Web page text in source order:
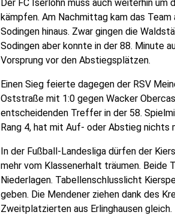
Der FC Iserlohn muss auch weiterhin
kämpfen. Am Nachmittag kam das
Sodingen hinaus. Zwar gingen die
Sodingen aber konnte in der 88. Minute
Vorsprung vor den Abstiegsplätzen.
Einen Sieg feierte dagegen der RSV
Oststraße mit 1:0 gegen Wacker
entscheidenden Treffer in der 58.
Rang 4, hat mit Auf- oder Abstieg nichts
In der Fußball-Landesliga dürfen der
mehr vom Klassenerhalt träumen. Beide
Niederlagen. Tabellenschlusslicht
geben. Die Mendener ziehen dank des
Zweitplatzierten aus Erlinghausen